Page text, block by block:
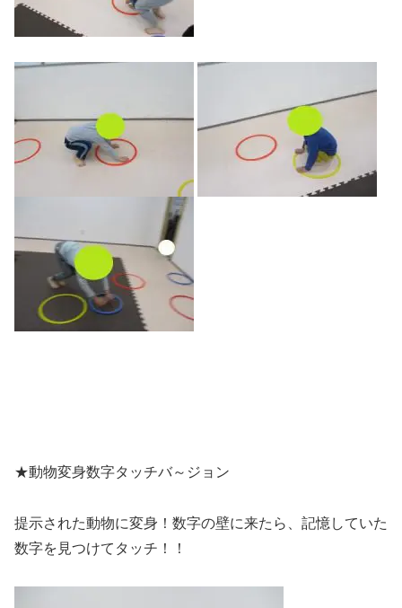
★動物変身数字タッチバ～ジョン
提示された動物に変身！数字の壁に来たら、記憶していた
数字を見つけてタッチ！！